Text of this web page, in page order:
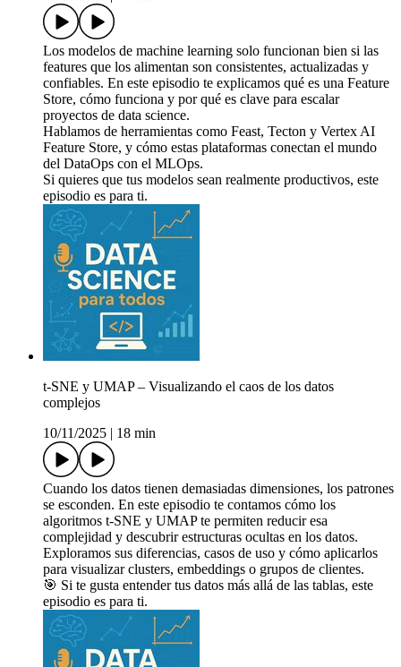
Los modelos de machine learning solo funcionan bien si las
features que los alimentan son consistentes, actualizadas y
confiables. En este episodio te explicamos qué es una Feature
Store, cómo funciona y por qué es clave para escalar
proyectos de data science.
Hablamos de herramientas como Feast, Tecton y Vertex AI
Feature Store, y cómo estas plataformas conectan el mundo
del DataOps con el MLOps.
Si quieres que tus modelos sean realmente productivos, este
episodio es para ti.
t-SNE y UMAP – Visualizando el caos de los datos
complejos
10/11/2025
18 min
Cuando los datos tienen demasiadas dimensiones, los patrones
se esconden. En este episodio te contamos cómo los
algoritmos t-SNE y UMAP te permiten reducir esa
complejidad y descubrir estructuras ocultas en los datos.
Exploramos sus diferencias, casos de uso y cómo aplicarlos
para visualizar clusters, embeddings o grupos de clientes.
🎯 Si te gusta entender tus datos más allá de las tablas, este
episodio es para ti.